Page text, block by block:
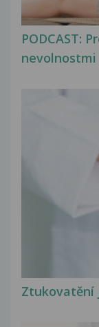
PODCAST:
nevolnostmi
Ztukovatění